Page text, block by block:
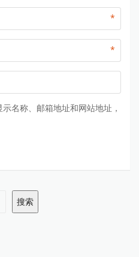
*
*
名称、邮箱地址和网站地址，
搜索